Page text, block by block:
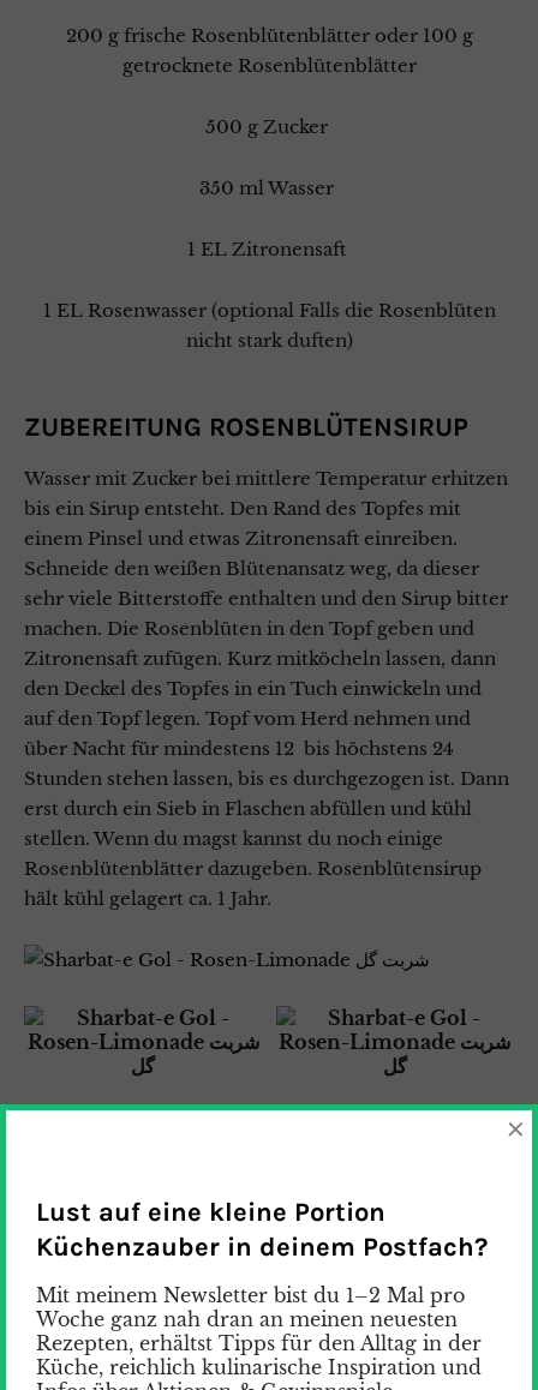
200 g frische Rosenblütenblätter oder 100 g
getrocknete Rosenblütenblätter
500 g Zucker
350 ml Wasser
1 EL Zitronensaft
1 EL Rosenwasser (optional Falls die Rosenblüten
nicht stark duften)
ZUBEREITUNG ROSENBLÜTENSIRUP
Wasser mit Zucker bei mittlere Temperatur erhitzen
bis ein Sirup entsteht. Den Rand des Topfes mit
einem Pinsel und etwas Zitronensaft einreiben.
Schneide den weißen Blütenansatz weg, da dieser
sehr viele Bitterstoffe enthalten und den Sirup bitter
machen. Die Rosenblüten in den Topf geben und
Zitronensaft zufügen. Kurz mitköcheln lassen, dann
den Deckel des Topfes in ein Tuch einwickeln und
auf den Topf legen. Topf vom Herd nehmen und
über Nacht für mindestens 12 bis höchstens 24
Stunden stehen lassen, bis es durchgezogen ist. Dann
erst durch ein Sieb in Flaschen abfüllen und kühl
stellen. Wenn du magst kannst du noch einige
Rosenblütenblätter dazugeben. Rosenblütensirup
hält kühl gelagert ca. 1 Jahr.
ROSEN-LIMONADE شربت گل
Für 1 Glas
3 -4 Eiswürfel
2 Zitronenscheiben
Lust auf eine kleine Portion
Küchenzauber in deinem Postfach?
Mit meinem Newsletter bist du 1–2 Mal pro
Woche ganz nah dran an meinen neuesten
Rezepten, erhältst Tipps für den Alltag in der
Küche, reichlich kulinarische Inspiration und
×